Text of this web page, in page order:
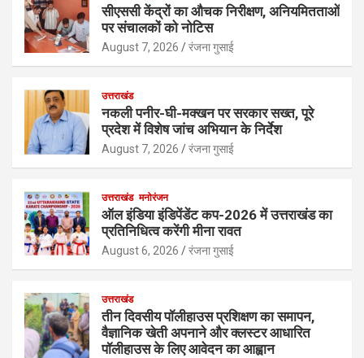
सीएससी केंद्रों का औचक निरीक्षण, अनियमितताओं
पर संचालकों को नोटिस
August 7, 2026 रंजना गुसाई
उत्तराखंड
नकली पनीर-घी-मक्खन पर सरकार सख्त, पूरे
प्रदेश में विशेष जांच अभियान के निर्देश
August 7, 2026 रंजना गुसाई
उत्तराखंड मनोरंजन
ऑल इंडिया इंडिपेंडेंट कप-2026 में उत्तराखंड का
प्रतिनिधित्व करेंगी मीना रावत
August 6, 2026 रंजना गुसाई
उत्तराखंड
तीन दिवसीय पॉलीहाउस प्रशिक्षण का समापन,
वैज्ञानिक खेती अपनाने और क्लस्टर आधारित
पॉलीहाउस के लिए आवेदन का आह्वान